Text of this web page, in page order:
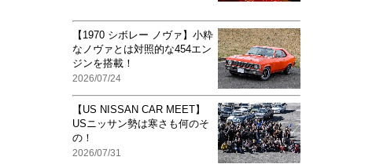
【1970 シボレー ノヴァ】小粋
なノヴァとは対照的な454エン
ジンを搭載！
2026/07/24
【US NISSAN CAR MEET】
USニッサン勢は寒さも何のそ
の！
2026/07/31